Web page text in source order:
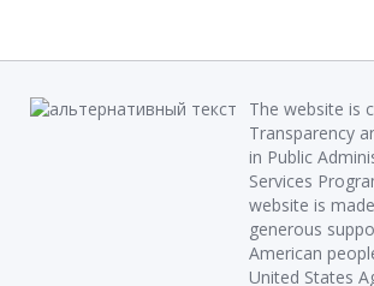
The website is
Transparency
in Public
Services
website is
generous
American
United States